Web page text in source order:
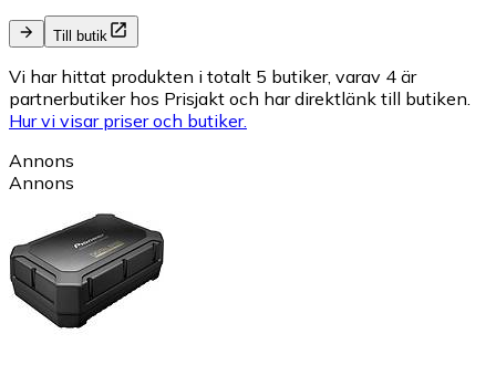
Till butik
Vi har hittat produkten i totalt 5 butiker, varav 4 är
partnerbutiker hos Prisjakt och har direktlänk till butiken.
Hur vi visar priser och butiker.
Annons
Annons